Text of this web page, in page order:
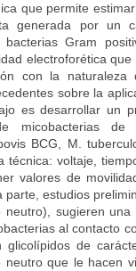
que permite
generada por un
Gram
electroforética
con la
sobre la
es desarrollar un
micobacterias de
BCG, M.
técnica: voltaje,
valores de
estudios
sugieren
al contacto
glicolípidos de
que le hacen